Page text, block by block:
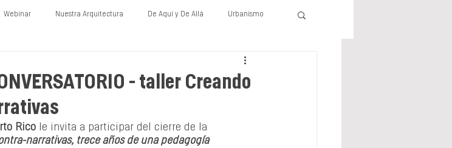
Webinar Nuestra Arquitectura De Aquí y De Allá Urbanismo
- taller Creando
Rico le invita a participar del cierre de la
narrativas, trece años de una pedagogía